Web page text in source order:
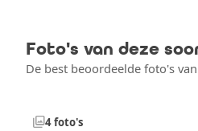
Foto's van deze
De best beoordeelde foto's
photo_library4 foto's